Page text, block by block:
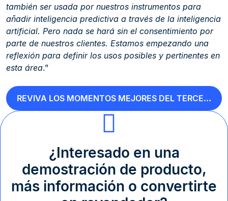
también ser usada por nuestros instrumentos para
añadir inteligencia predictiva a través de la inteligencia
artificial. Pero nada se hará sin el consentimiento por
parte de nuestros clientes. Estamos empezando una
reflexión para definir los usos posibles y pertinentes en
esta área.”
REVIVA LOS MOMENTOS MEJORES DEL TERCER DÍA
¿Interesado en una
demostración de producto,
más información o convertirte